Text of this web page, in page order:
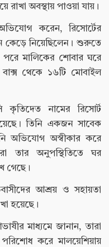
রাখা অবস্থায় পাওয়া যায়।
করেন, রিসোর্টের
কেড়ে নিয়েছিলেন। শুরুতে
মালিকের শোবার ঘরে
থেকে ১৬টি মোবাইল
নামের রিসোর্ট
তিনি একজন সাবেক
অভিযোগ অস্বীকার করে
তার অনুপস্থিতিতে ঘর
গেছে।
আশ্রয় ও সহায়তা
হয়েছে।
মাধ্যমে জানান, তারা
করে মালয়েশিয়ায়